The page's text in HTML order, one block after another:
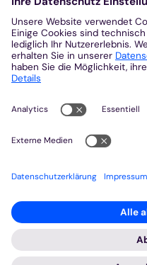
Wir möchten Ihnen ein
Dazu verwenden wir
Website notwendig sind.
auch Cookies und
externer Inhalte
Soundcloud, Karten über
Statistikzwecken
beachten Sie, dass auf
Weitere Informationen und
Einwillung finden Sie in unserer
Externe Inhalte
Statistiken
Datenschutzerklärung